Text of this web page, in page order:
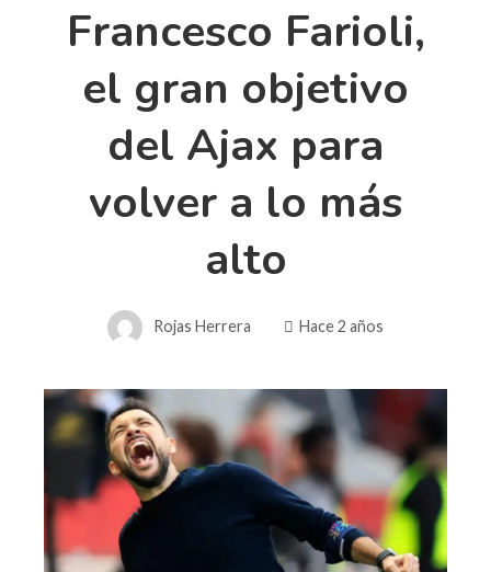
Francesco Farioli,
el gran objetivo
del Ajax para
volver a lo más
alto
Rojas Herrera Hace 2 años